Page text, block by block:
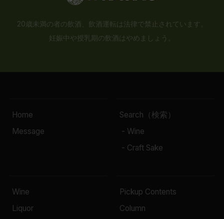
20歳未満の者の飲酒、飲酒運転は法律で禁止されています。
妊娠中や授乳期の飲酒はやめましょう。
Home
Message
Search（検索）
- Wine
- Craft Sake
Wine
Liquor
Pickup Contents
Column